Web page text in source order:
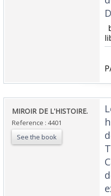
‎MIROIR DE L'HISTOIRE.‎
Reference : 4401
See the book